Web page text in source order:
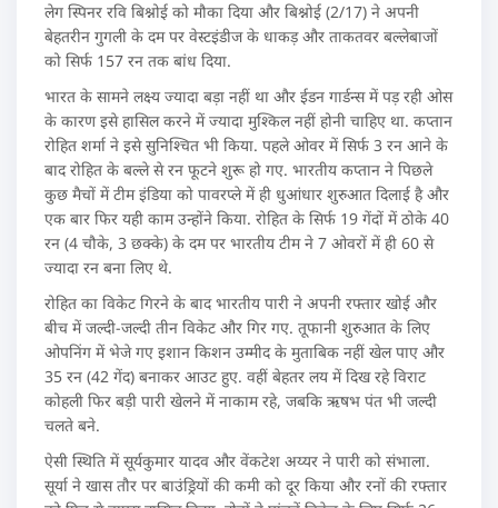
लेग स्पिनर रवि बिश्नोई को मौका दिया और बिश्नोई (2/17) ने अपनी
बेहतरीन गुगली के दम पर वेस्टइंडीज के धाकड़ और ताकतवर बल्लेबाजों
को सिर्फ 157 रन तक बांध दिया.
भारत के सामने लक्ष्य ज्यादा बड़ा नहीं था और ईडन गार्डन्स में पड़ रही ओस
के कारण इसे हासिल करने में ज्यादा मुश्किल नहीं होनी चाहिए था. कप्तान
रोहित शर्मा ने इसे सुनिश्चित भी किया. पहले ओवर में सिर्फ 3 रन आने के
बाद रोहित के बल्ले से रन फूटने शुरू हो गए. भारतीय कप्तान ने पिछले
कुछ मैचों में टीम इंडिया को पावरप्ले में ही धुआंधार शुरुआत दिलाई है और
एक बार फिर यही काम उन्होंने किया. रोहित के सिर्फ 19 गेंदों में ठोके 40
रन (4 चौके, 3 छक्के) के दम पर भारतीय टीम ने 7 ओवरों में ही 60 से
ज्यादा रन बना लिए थे.
रोहित का विकेट गिरने के बाद भारतीय पारी ने अपनी रफ्तार खोई और
बीच में जल्दी-जल्दी तीन विकेट और गिर गए. तूफानी शुरुआत के लिए
ओपनिंग में भेजे गए इशान किशन उम्मीद के मुताबिक नहीं खेल पाए और
35 रन (42 गेंद) बनाकर आउट हुए. वहीं बेहतर लय में दिख रहे विराट
कोहली फिर बड़ी पारी खेलने में नाकाम रहे, जबकि ऋषभ पंत भी जल्दी
चलते बने.
ऐसी स्थिति में सूर्यकुमार यादव और वेंकटेश अय्यर ने पारी को संभाला.
सूर्या ने खास तौर पर बाउंड्रियों की कमी को दूर किया और रनों की रफ्तार